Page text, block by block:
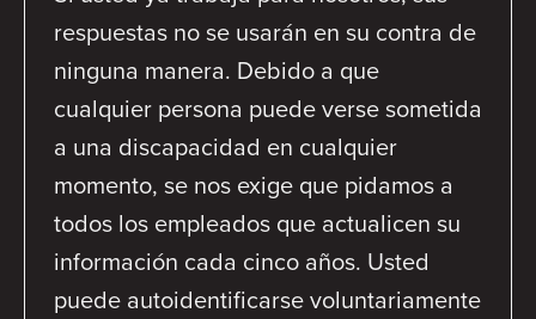
respuestas no se usarán en su contra de
ninguna manera. Debido a que
cualquier persona puede verse sometida
a una discapacidad en cualquier
momento, se nos exige que pidamos a
todos los empleados que actualicen su
información cada cinco años. Usted
puede autoidentificarse voluntariamente